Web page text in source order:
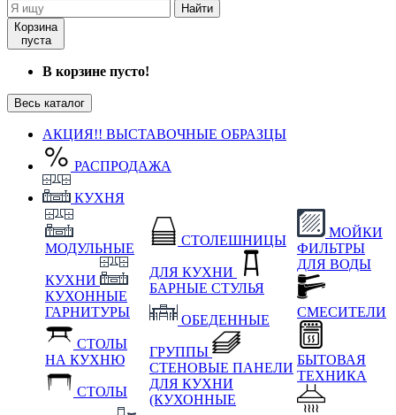
Найти
Корзина
пуста
В корзине пусто!
Весь каталог
АКЦИЯ!! ВЫСТАВОЧНЫЕ ОБРАЗЦЫ
РАСПРОДАЖА
КУХНЯ
МОДУЛЬНЫЕ
КУХНИ
КУХОННЫЕ
ГАРНИТУРЫ
СТОЛЫ
НА КУХНЮ
СТОЛЫ
СТОЛЕШНИЦЫ
ДЛЯ КУХНИ
БАРНЫЕ СТУЛЬЯ
ОБЕДЕННЫЕ
ГРУППЫ
СТЕНОВЫЕ ПАНЕЛИ
ДЛЯ КУХНИ
(КУХОННЫЕ
МОЙКИ
ФИЛЬТРЫ
ДЛЯ ВОДЫ
СМЕСИТЕЛИ
БЫТОВАЯ
ТЕХНИКА